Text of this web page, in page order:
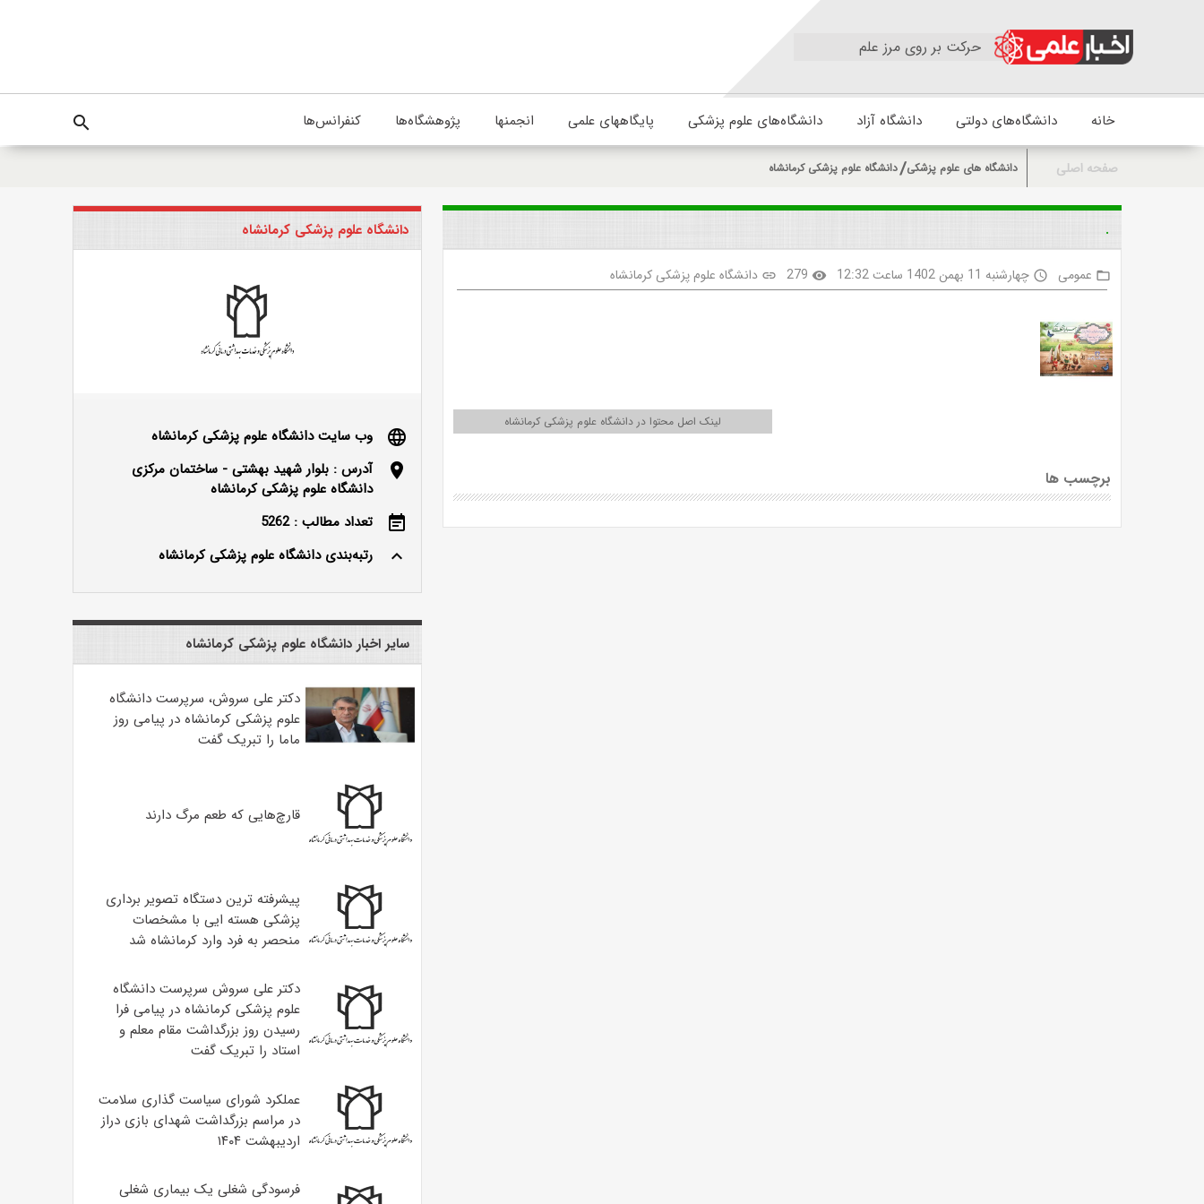
حرکت بر روی مرز علم
خانه دانشگاه‌های دولتی دانشگاه آزاد دانشگاه‌های علوم پزشکی پایگاههای علمی انجمنها پژوهشگاه‌ها کنفرانس‌ها search
صفحه اصلی دانشگاه های علوم پزشکی دانشگاه علوم پزشکی کرمانشاه
.
folder_open عمومی access_time چهارشنبه 11 بهمن 1402 ساعت 12:32 visibility
279
link دانشگاه علوم پزشکی کرمانشاه
لینک اصل محتوا در دانشگاه علوم پزشکی کرمانشاه
برچسب ها
دانشگاه علوم پزشکی کرمانشاه
language
وب سایت دانشگاه علوم پزشکی کرمانشاه
location_on
آدرس : بلوار شهید بهشتی - ساختمان مرکزی
دانشگاه علوم پزشکی کرمانشاه
event_note
تعداد مطالب : 5262
keyboard_arrow_up
رتبه‌بندی دانشگاه علوم پزشکی کرمانشاه
سایر اخبار دانشگاه علوم پزشکی کرمانشاه
دکتر علی سروش، سرپرست دانشگاه
علوم پزشکی کرمانشاه در پیامی روز
ماما را تبریک گفت
قارچ‌هایی که طعم مرگ دارند
پیشرفته ترین دستگاه تصویر برداری
پزشکی هسته ایی با مشخصات
منحصر به فرد وارد کرمانشاه شد
دکتر علی سروش سرپرست دانشگاه
علوم پزشکی کرمانشاه در پیامی فرا
رسیدن روز بزرگداشت مقام معلم و
استاد را تبریک گفت
عملکرد شورای سیاست گذاری سلامت
در مراسم بزرگداشت شهدای بازی دراز
اردیبهشت ۱۴۰۴
فرسودگی شغلی یک بیماری شغلی